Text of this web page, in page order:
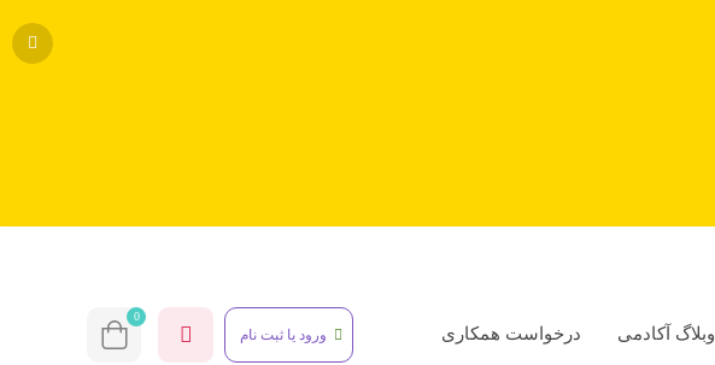
وبلاگ آکادمی درخواست همکاری ورود یا ثبت نام
0